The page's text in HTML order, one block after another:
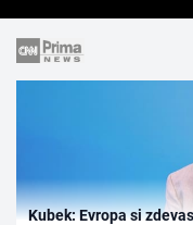
Kubek: Evropa si